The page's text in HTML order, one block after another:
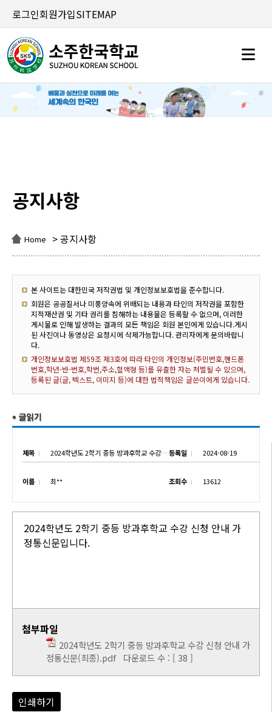
로그인회원가입SITEMAP
공지사항
Home > 공지사항
본 사이트는 대한민국 저작권법 및 개인정보보호법을 준수합니다.
회원은 공공질서나 미풍양속에 위배되는 내용과 타인의 저작권을 포함한
지적재산권 및 기타 권리를 침해하는 내용물은 등록할 수 없으며, 이러한
게시물로 인해 발생하는 결과의 모든 책임은 회원 본인에게 있습니다.게시
된 사진이나 동영상은 요청시에 삭제가능합니다. 관리자에게 문의바랍니
다.
개인정보보호법 제59조 제3호에 따라 타인의 개인정보(주민번호,핸드폰
번호,학년-반-번호,학번,주소,혈액형 등)를 유출한 자는 처벌될 수 있으며,
등록된 글(글, 텍스트, 이미지 등)에 대한 법적책임은 글쓴이에게 있습니다.
제목 2024학년도 2학기 중등 방과후학교 수강 신청 안내등록일 2024-08-19
이름 최** 조회수 13612
2024학년도 2학기 중등 방과후학교 수강 신청 안내 가
정통신문입니다.
첨부파일
2024학년도 2학기 중등 방과후학교 수강 신청 안내 가
정통신문(최종).pdf다운로드 수 : [ 38 ]
인쇄하기